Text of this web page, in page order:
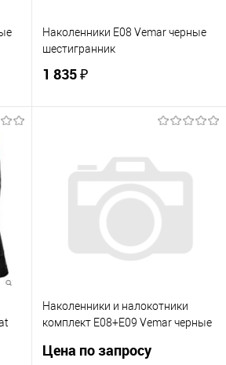
Наколенники E08 Vemar черные
шестигранник
1 835 ₽
Купить в 1 клик
К сравнению
В избранное
В наличии
Наколенники и налокотники
комплект E08+E09 Vemar черные
Цена по запросу